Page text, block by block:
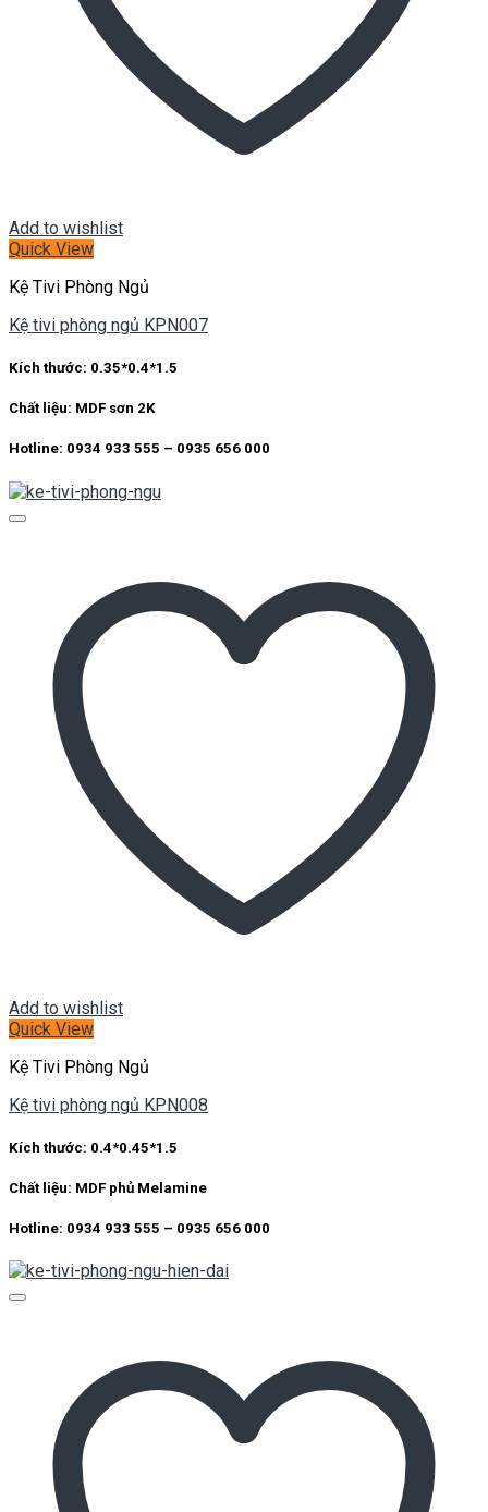
Add to wishlist
Quick View
Kệ Tivi Phòng Ngủ
Kệ tivi phòng ngủ KPN007
Kích thước: 0.35*0.4*1.5
Chất liệu: MDF sơn 2K
Hotline: 0934 933 555 – 0935 656 000
Add to wishlist
Quick View
Kệ Tivi Phòng Ngủ
Kệ tivi phòng ngủ KPN008
Kích thước: 0.4*0.45*1.5
Chất liệu: MDF phủ Melamine
Hotline: 0934 933 555 – 0935 656 000